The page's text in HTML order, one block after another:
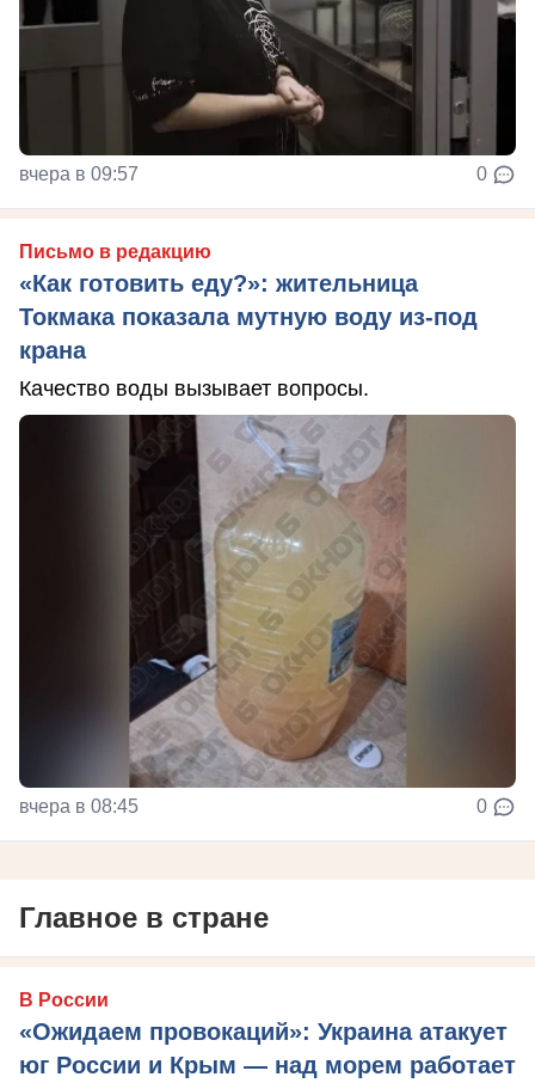
вчера в 09:57 0
Письмо в редакцию
«Как готовить еду?»: жительница
Токмака показала мутную воду из-под
крана
Качество воды вызывает вопросы.
вчера в 08:45 0
Главное в стране
В России
«Ожидаем провокаций»: Украина атакует
юг России и Крым — над морем работает